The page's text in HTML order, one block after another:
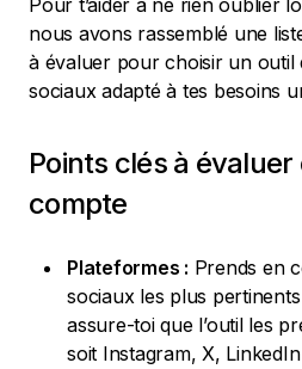
Pour t’aider à ne rien oublier
nous avons rassemblé une
à évaluer pour choisir un outil
sociaux adapté à tes besoins
Points clés à
compte
Plateformes : Prends en
sociaux les plus
assure-toi que l’outil les
soit Instagram, X,